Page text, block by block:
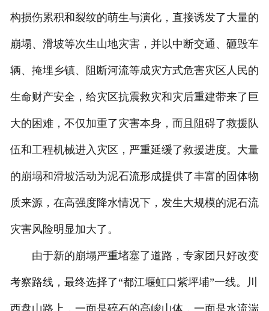
构损伤累积和裂纹的萌生与演化，直接诱发了大量的
崩塌、滑坡等次生山地灾害，并以中断交通、砸毁车
辆、掩埋乡镇、阻断河流等成灾方式危害灾区人民的
生命财产安全，给灾区抗震救灾和灾后重建带来了巨
大的困难，不仅加重了灾害本身，而且阻碍了救援队
伍和工程机械进入灾区，严重延缓了救援进度。大量
的崩塌和滑坡活动为泥石流形成提供了丰富的固体物
质来源，在高强度降水情况下，发生大规模的泥石流
灾害风险明显加大了。
由于新的崩塌严重堵塞了道路，专家团只好改变
考察路线，最终选择了“都江堰虹口紫坪埔”一线。川